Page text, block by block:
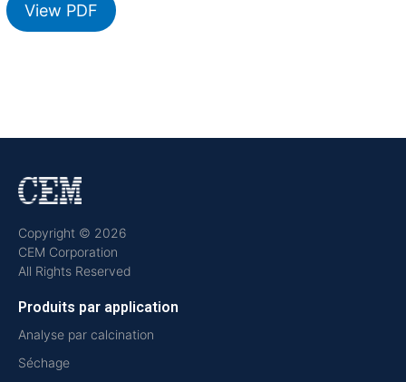
View PDF
Copyright © 2026
CEM Corporation
All Rights Reserved
Produits par application
Analyse par calcination
Séchage